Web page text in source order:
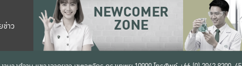
าว
NEWCOMER
ZONE